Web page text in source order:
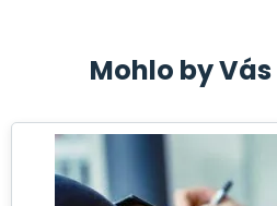
Mohlo by